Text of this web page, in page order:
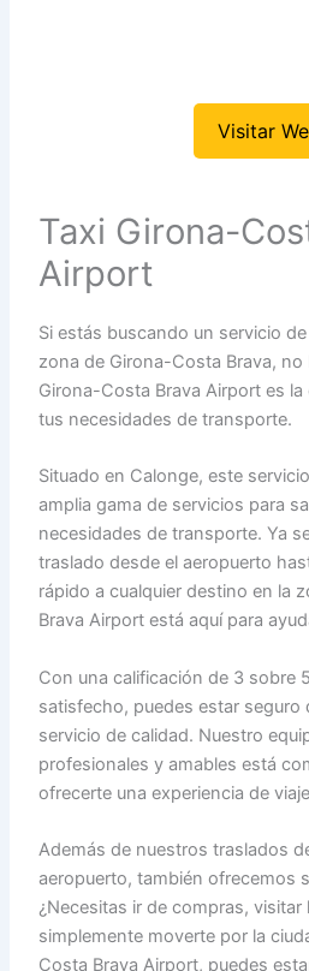
Visitar
Taxi Girona-
Airport
Si estás buscando un servicio
zona de Girona-Costa Brava, no
Girona-Costa Brava Airport es
tus necesidades de transporte.
Situado en Calonge, este
amplia gama de servicios para
necesidades de transporte. Ya
traslado desde el aeropuerto
rápido a cualquier destino en la
Brava Airport está aquí para
Con una calificación de 3 sobre
satisfecho, puedes estar seguro
servicio de calidad. Nuestro
profesionales y amables está
ofrecerte una experiencia de
Además de nuestros traslados
aeropuerto, también ofrecemos
¿Necesitas ir de compras,
simplemente moverte por la
Costa Brava Airport, puedes